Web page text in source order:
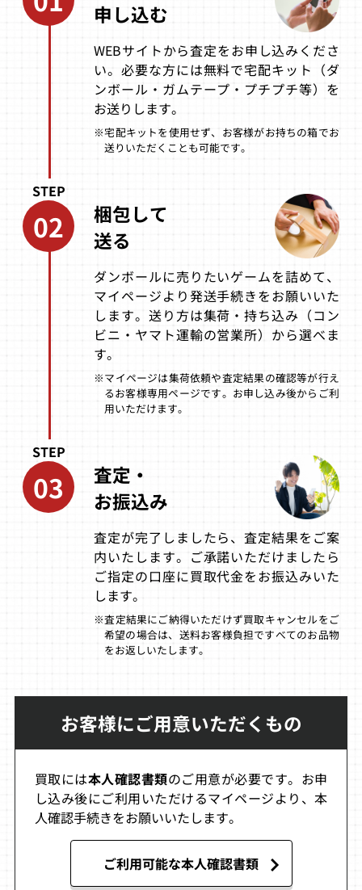
買取価格 買取価格
4,800
イキョー流道場
for Matching Se
買取価格
4,400
ガンスパイク
買取価格
4,000
サクラ大戦コン
プリートボック
3,600
セガガガ セガダ
買取価格
3,500
アンダーディフ
買取価格
ラジルギ
買取価格
3,300
爆裂無敵バンガ
イオー
買取価格
3,100
アンダーディフ
ィート（初回限
買取価格
3,000
スーパーパズル
ファイター2Xフ
エルドラドゲー
買取価格
2,775
青の6号 歳月不
買取価格
ゼロガンナー2
2,550
ソニックアドベ
ンチャー2バー
スデイパック
2,537
買取価格
2,437
買取価格
2,400
買取価格
2,355
エターナルアル
カディア（初回
限定版）
買取価格
ナップルテール
2,300
L.O.L Lack of Lo
買取価格
2,265
申し込む
WEBサイトから査定をお申し込みくださ
い。必要な方には無料で宅配キット（ダ
ンボール・ガムテープ・プチプチ等）を
お送りします。
※宅配キットを使用せず、お客様がお持ちの箱でお
送りいただくことも可能です。
STEP
02
梱包して
送る
ダンボールに売りたいゲームを詰めて、
マイページより発送手続きをお願いいた
します。送り方は集荷・持ち込み（コン
ビニ・ヤマト運輸の営業所）から選べま
す。
※マイページは集荷依頼や査定結果の確認等が行え
るお客様専用ページです。お申し込み後からご利
用いただけます。
STEP
03
査定・
お振込み
査定が完了しましたら、査定結果をご案
内いたします。ご承諾いただけましたら
ご指定の口座に買取代金をお振込みいた
します。
※査定結果にご納得いただけず買取キャンセルをご
希望の場合は、送料お客様負担ですべてのお品物
をお返しいたします。
お客様にご用意いただくもの
買取には本人確認書類のご用意が必要です。お申
し込み後にご利用いただけるマイページより、本
人確認手続きをお願いいたします。
ご利用可能な本人確認書類